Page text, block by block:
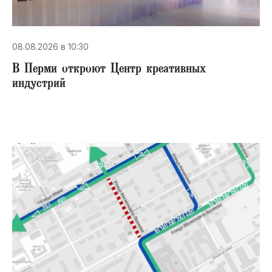
08.08.2026 в 10:30
В Перми откроют Центр креативных
индустрий